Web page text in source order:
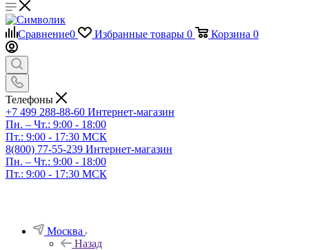
Сравнение0 Избранные товары 0 Корзина 0
Телефоны
+7 499 288-88-60 Интернет-магазин
Пн. – Чт.: 9:00 - 18:00
Пт.: 9:00 - 17:30 МСК
8(800) 77-55-239 Интернет-магазин
Пн. – Чт.: 9:00 - 18:00
Пт.: 9:00 - 17:30 МСК
Москва
Назад